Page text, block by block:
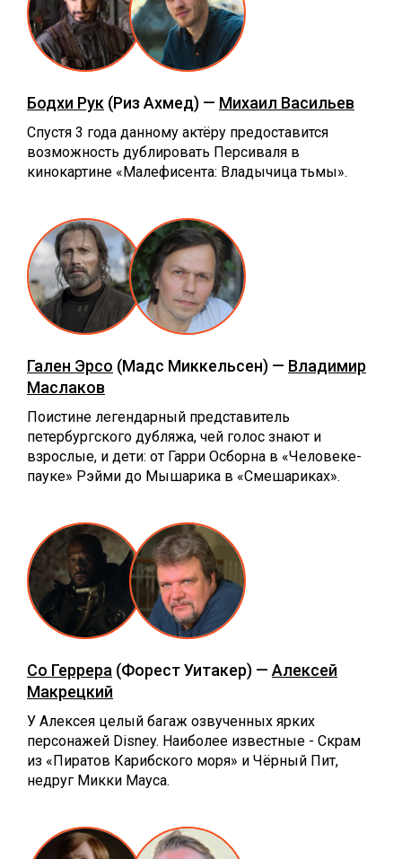
Бодхи Рук (Риз Ахмед) — Михаил Васильев
Спустя 3 года данному актёру предоставится
возможность дублировать Персиваля в
кинокартине «‎Малефисента: Владычица тьмы».
Гален Эрсо (Мадс Миккельсен) — Владимир
Маслаков
Поистине легендарный представитель
петербургского дубляжа, чей голос знают и
взрослые, и дети: от Гарри Осборна в «Человеке-
пауке» Рэйми до Мышарика в «Смешариках».
Со Геррера (Форест Уитакер) — Алексей
Макрецкий
У Алексея целый багаж озвученных ярких
персонажей Disney. Наиболее известные - Скрам
из «Пиратов Карибского моря» и Чёрный Пит,
недруг Микки Мауса.